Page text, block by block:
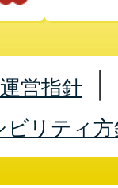
営指針
ビリティ方